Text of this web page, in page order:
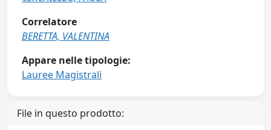
Correlatore
BERETTA, VALENTINA
Appare nelle tipologie:
Lauree Magistrali
File in questo prodotto: